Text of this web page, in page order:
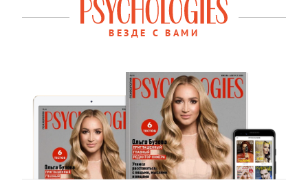
ВЕЗДЕ С ВАМИ